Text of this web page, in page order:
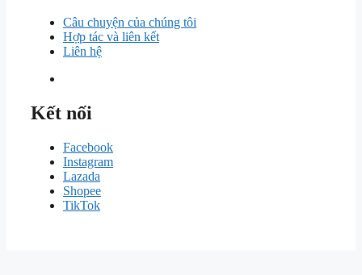
Câu chuyện của chúng tôi
Hợp tác và liên kết
Liên hệ
Kết nối
Facebook
Instagram
Lazada
Shopee
TikTok